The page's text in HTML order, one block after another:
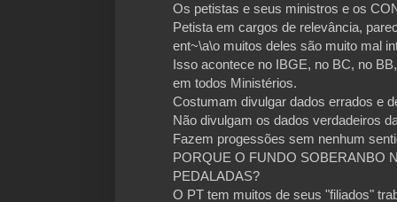
Os petistas e seus ministros e os
Petista em cargos de relevância,
ent~\a\o muitos deles são muito mal
Isso acontece no IBGE, no BC, no
em todos Ministérios.
Costumam divulgar dados errados e
Não divulgam os dados verdadeiros
Fazem progessões sem nenhum
PORQUE O FUNDO SOBERANBO
PEDALADAS?
O PT tem muitos de seus "filiados"